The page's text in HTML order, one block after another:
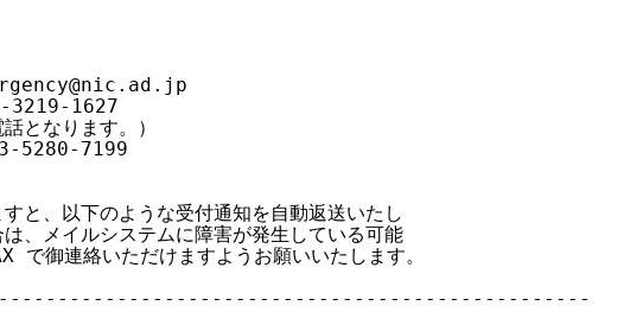
3219-1627
となります。）
5280-7199
と、以下のような受付通知を自動返送いたし
、メイルシステムに障害が発生している可能
で御連絡いただけますようお願いいたします。